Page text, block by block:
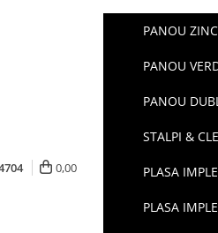
0,00
PANOU ZINC
PANOU
PANOU
STALPI &
PLASA
PLASA